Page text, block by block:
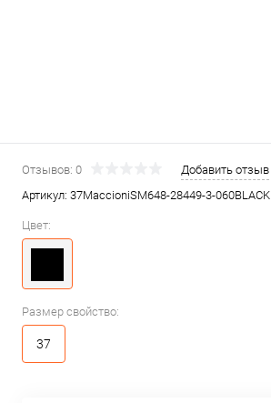
Отзывов: 0
Добавить отзыв
Артикул: 37MaccioniSM648-28449-3-060BLACK
Цвет:
Размер свойство:
37